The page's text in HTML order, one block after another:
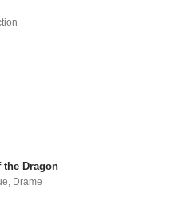
the Dragon
Drame